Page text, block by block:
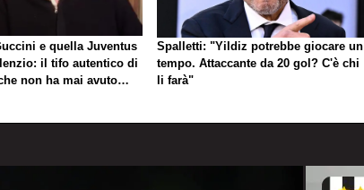
e quella Juventus
il tifo autentico di
non ha mai avuto
Spalletti: "Yildiz potrebbe giocare un
tempo. Attaccante da 20 gol? C'è chi
li farà"